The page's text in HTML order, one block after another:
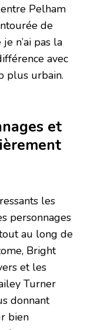
Pelham
de
n’ai pas la
avec
plus urbain.
et
les
personnages
au long de
Bright
et les
Turner
donnant
bien